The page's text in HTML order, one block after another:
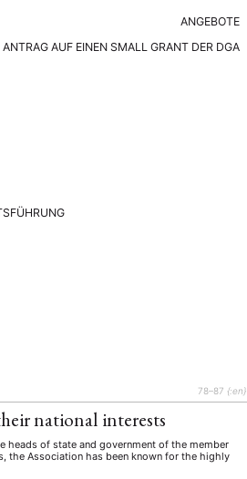
ANGEBOTE
ANTRAG AUF EINEN SMALL GRANT DER DGA
78–87 {:en}
national interests
heads of state and government of the member
the Association has been known for the highly